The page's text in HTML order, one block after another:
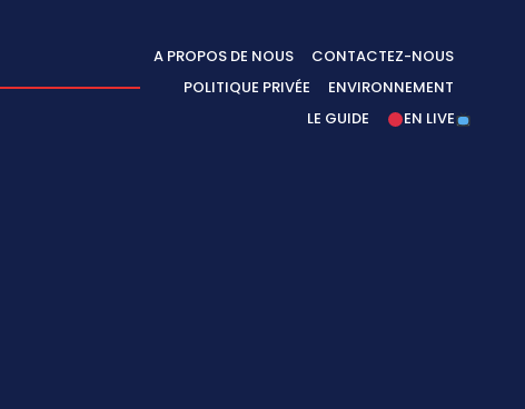
A PROPOS DE NOUS
CONTACTEZ-NOUS
POLITIQUE PRIVÉE
ENVIRONNEMENT
LE GUIDE
EN LIVE